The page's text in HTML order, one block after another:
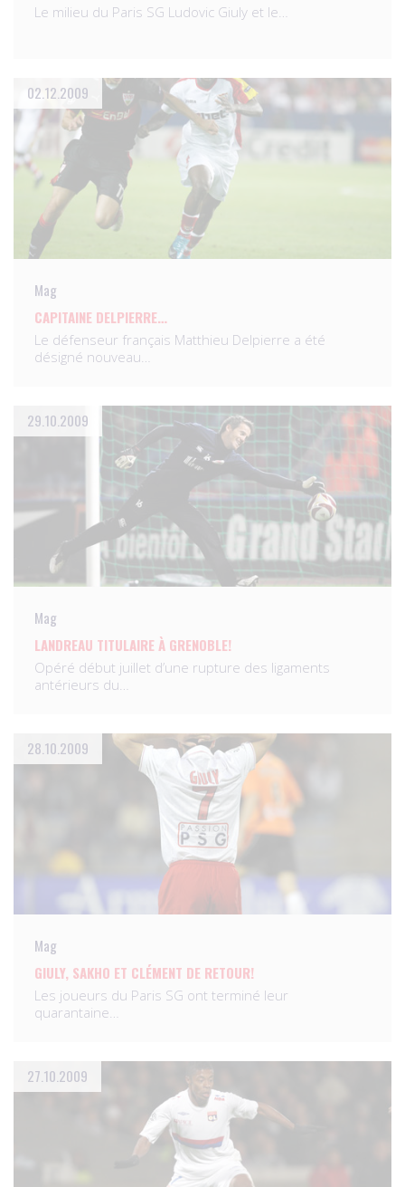
Le milieu du Paris SG Ludovic Giuly et le…
02.12.2009
Mag
CAPITAINE DELPIERRE…
Le défenseur français Matthieu Delpierre a été
désigné nouveau…
29.10.2009
Mag
LANDREAU TITULAIRE À GRENOBLE!
Opéré début juillet d’une rupture des ligaments
antérieurs du…
28.10.2009
Mag
GIULY, SAKHO ET CLÉMENT DE RETOUR!
Les joueurs du Paris SG ont terminé leur
quarantaine…
27.10.2009